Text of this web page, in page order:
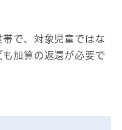
で、対象児童ではな
加算の返還が必要で